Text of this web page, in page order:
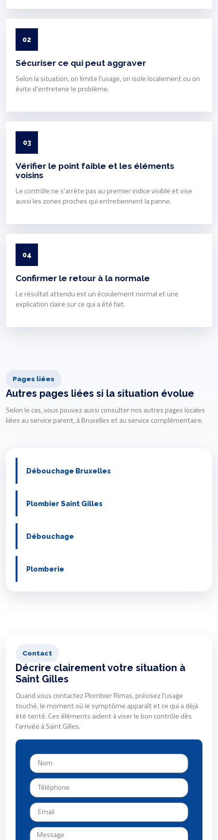
02
Sécuriser ce qui peut aggraver
Selon la situation, on limite l'usage, on isole localement ou on
évite d'entretenir le problème.
03
Vérifier le point faible et les éléments
voisins
Le contrôle ne s'arrête pas au premier indice visible et vise
aussi les zones proches qui entretiennent la panne.
04
Confirmer le retour à la normale
Le résultat attendu est un écoulement normal et une
explication claire sur ce qui a été fait.
Pages liées
Autres pages liées si la situation évolue
Selon le cas, vous pouvez aussi consulter nos autres pages locales
liées au service parent, à Bruxelles et au service complémentaire.
Débouchage Bruxelles
Plombier Saint Gilles
Débouchage
Plomberie
Contact
Décrire clairement votre situation à
Saint Gilles
Quand vous contactez Plombier Rimas, précisez l'usage
touché, le moment où le symptôme apparaît et ce qui a déjà
été tenté. Ces éléments aident à viser le bon contrôle dès
l'arrivée à Saint Gilles.